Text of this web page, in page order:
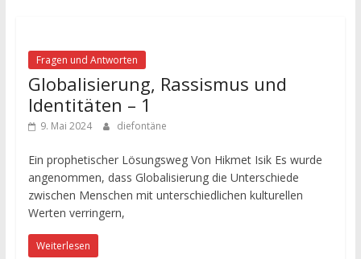
Fragen und Antworten
Globalisierung, Rassismus und
Identitäten – 1
9. Mai 2024 diefontäne
Ein prophetischer Lösungsweg Von Hikmet Isik Es wurde
angenommen, dass Globalisierung die Unterschiede
zwischen Menschen mit unterschiedlichen kulturellen
Werten verringern,
Weiterlesen